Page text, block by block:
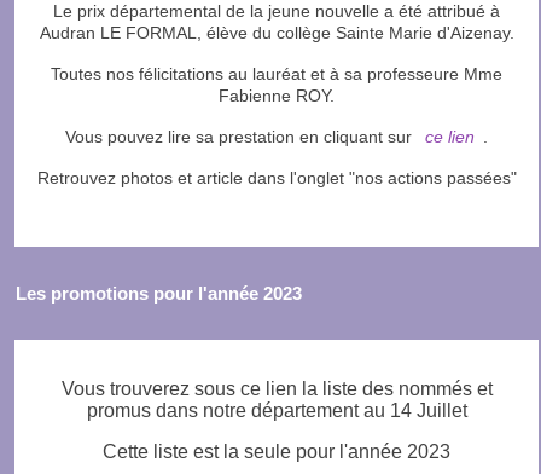
Le prix départemental de la jeune nouvelle a été attribué à
Audran LE FORMAL, élève du collège Sainte Marie d'Aizenay.
Toutes nos félicitations au lauréat et à sa professeure Mme
Fabienne ROY.
Vous pouvez lire sa prestation en cliquant sur ce lien
Retrouvez photos et article dans l'onglet "nos actions passées"
Les promotions pour l'année 2023
Vous trouverez sous ce lien la liste des nommés et
promus dans notre département au 14 Juillet
Cette liste est la seule pour l'année 2023